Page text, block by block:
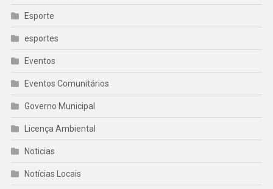
Esporte
esportes
Eventos
Eventos Comunitários
Governo Municipal
Licença Ambiental
Noticias
Notícias Locais